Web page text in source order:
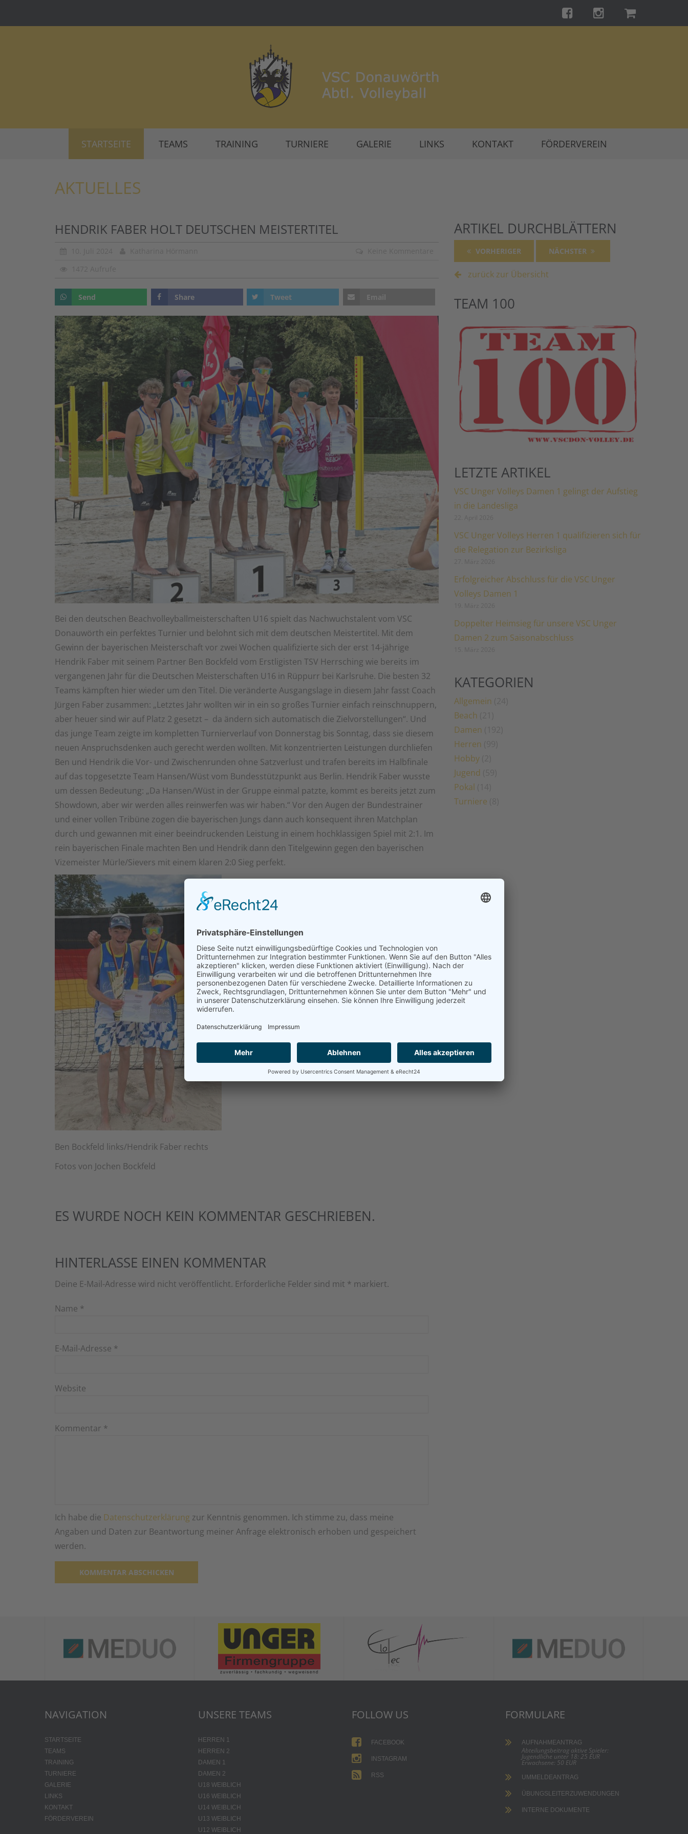
STARTSEITE TEAMS TRAINING TURNIERE GALERIE LINKS KONTAKT FÖRDERVEREIN
AKTUELLES
HENDRIK FABER HOLT DEUTSCHEN MEISTERTITEL
Send Share Tweet Email
Bei den deutschen Beachvolleyballmeisterschaften U16 spielt das Nachwuchstalent vom VSC
Donauwörth ein perfektes Turnier und belohnt sich mit dem deutschen Meistertitel. Mit dem
Gewinn der bayerischen Meisterschaft vor zwei Wochen qualifizierte sich der erst 14-jährige
Hendrik Faber mit seinem Partner Ben Bockfeld vom Erstligisten TSV Herrsching wie bereits im
vergangenen Jahr für die Deutschen Meisterschaften U16 in Rüppurr bei Karlsruhe. Die besten 32
Teams kämpften hier wieder um den Titel. Die veränderte Ausgangslage in diesem Jahr fasst Coach
Jürgen Faber zusammen: „Letztes Jahr wollten wir in ein so großes Turnier einfach reinschnuppern,
aber heuer sind wir auf Platz 2 gesetzt – da ändern sich automatisch die Zielvorstellungen“. Und
das junge Team zeigte im kompletten Turnierverlauf von Donnerstag bis Sonntag, dass sie diesem
neuen Anspruchsdenken auch gerecht werden wollten. Mit konzentrierten Leistungen durchliefen
Ben und Hendrik die Vor- und Zwischenrunden ohne Satzverlust und trafen bereits im Halbfinale
auf das topgesetzte Team Hansen/Wüst vom Bundesstützpunkt aus Berlin. Hendrik Faber wusste
um dessen Bedeutung: „Da Hansen/Wüst in der Gruppe einmal patzte, kommt es bereits jetzt zum
Showdown, aber wir werden alles reinwerfen was wir haben.“ Vor den Augen der Bundestrainer
und einer vollen Tribüne zogen die bayerischen Jungs dann auch konsequent ihren Matchplan
durch und gewannen mit einer beeindruckenden Leistung in einem hochklassigen Spiel mit 2:1. Im
rein bayerischen Finale machten Ben und Hendrik dann den Titelgewinn gegen den bayerischen
Vizemeister Mürle/Sievers mit einem klaren 2:0 Sieg perfekt.
Ben Bockfeld links/Hendrik Faber rechts
Fotos von Jochen Bockfeld
ES WURDE NOCH KEIN KOMMENTAR GESCHRIEBEN.
HINTERLASSE EINEN KOMMENTAR
Deine E-Mail-Adresse wird nicht veröffentlicht. Erforderliche Felder sind mit * markiert.
Name *
E-Mail-Adresse *
Website
Kommentar *
Ich habe die Datenschutzerklärung zur Kenntnis genommen. Ich stimme zu, dass meine
Angaben und Daten zur Beantwortung meiner Anfrage elektronisch erhoben und gespeichert
werden.
ARTIKEL DURCHBLÄTTERN
VORHERIGER NÄCHSTER
zurück zur Übersicht
TEAM 100
LETZTE ARTIKEL
VSC Unger Volleys Damen 1 gelingt der Aufstieg
in die Landesliga
VSC Unger Volleys Herren 1 qualifizieren sich für
die Relegation zur Bezirksliga
Erfolgreicher Abschluss für die VSC Unger
Volleys Damen 1
Doppelter Heimsieg für unsere VSC Unger
Damen 2 zum Saisonabschluss
KATEGORIEN
Allgemein
Beach
Damen
Herren
Hobby
Jugend
Pokal
Turniere
NAVIGATION
STARTSEITE
TEAMS
TRAINING
TURNIERE
GALERIE
LINKS
KONTAKT
FÖRDERVEREIN
UNSERE TEAMS
HERREN 1
HERREN 2
DAMEN 1
DAMEN 2
U18 WEIBLICH
U16 WEIBLICH
U14 WEIBLICH
U13 WEIBLICH
U12 WEIBLICH
FOLLOW US
FACEBOOK
INSTAGRAM
RSS
FORMULARE
AUFNAHMEANTRAG
Abteilungsbeitrag aktive Spieler:
Jugendliche unter 18: 25 EUR
Erwachsene: 50 EUR
UMMELDEANTRAG
ÜBUNGSLEITERZUWENDUNGEN
INTERNE DOKUMENTE